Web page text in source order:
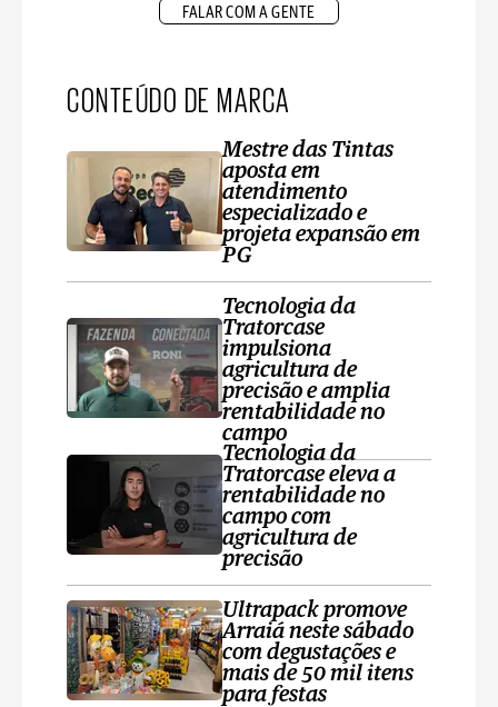
FALAR COM A GENTE
CONTEÚDO DE MARCA
Mestre das Tintas
aposta em
atendimento
especializado e
projeta expansão em
PG
Tecnologia da
Tratorcase
impulsiona
agricultura de
precisão e amplia
rentabilidade no
campo
Tecnologia da
Tratorcase eleva a
rentabilidade no
campo com
agricultura de
precisão
Ultrapack promove
Arraiá neste sábado
com degustações e
mais de 50 mil itens
para festas